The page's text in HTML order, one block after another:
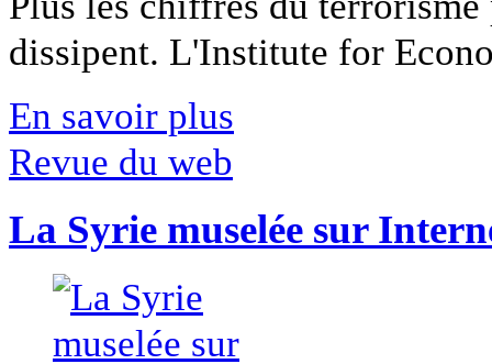
dissipent. L'Institute for
En savoir plus
Revue du web
La Syrie muselée sur